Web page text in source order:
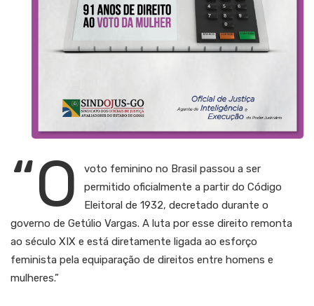
“O
voto feminino no Brasil passou a ser
permitido oficialmente a partir do Código
Eleitoral de 1932, decretado durante o
governo de Getúlio Vargas. A luta por esse direito remonta
ao século XIX e está diretamente ligada ao esforço
feminista pela equiparação de direitos entre homens e
mulheres.”